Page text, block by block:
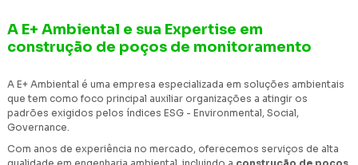
A E+ Ambiental e sua Expertise em
construção de poços de monitoramento
A E+ Ambiental é uma empresa especializada em soluções ambientais
que tem como foco principal auxiliar organizações a atingir os
padrões exigidos pelos índices ESG - Environmental, Social,
Governance.
Com anos de experiência no mercado, oferecemos serviços de alta